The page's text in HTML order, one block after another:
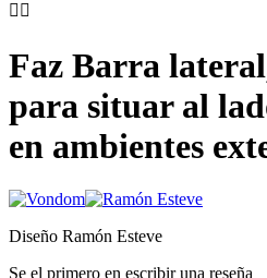
 
Faz Barra
para situar al
en ambientes
Diseño Ramón Esteve
Se el primero en escribir una reseña